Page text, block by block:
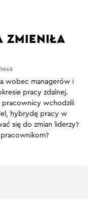
ZMIENIŁA
wobec managerów i
pracy zdalnej.
pracownicy wchodzili
hybrydę pracy w
się do zmian liderzy?